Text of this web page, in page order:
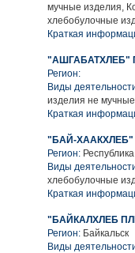
мучные изделия,
хлебобулочные
Краткая
"АШГАБАТХЛЕБ"
Регион:
Виды
изделия не
Краткая
"БАЙ-
Регион:
Виды
хлебобулочные
Краткая
"БАЙКАЛХЛЕБ
Регион: Байкальск
Виды